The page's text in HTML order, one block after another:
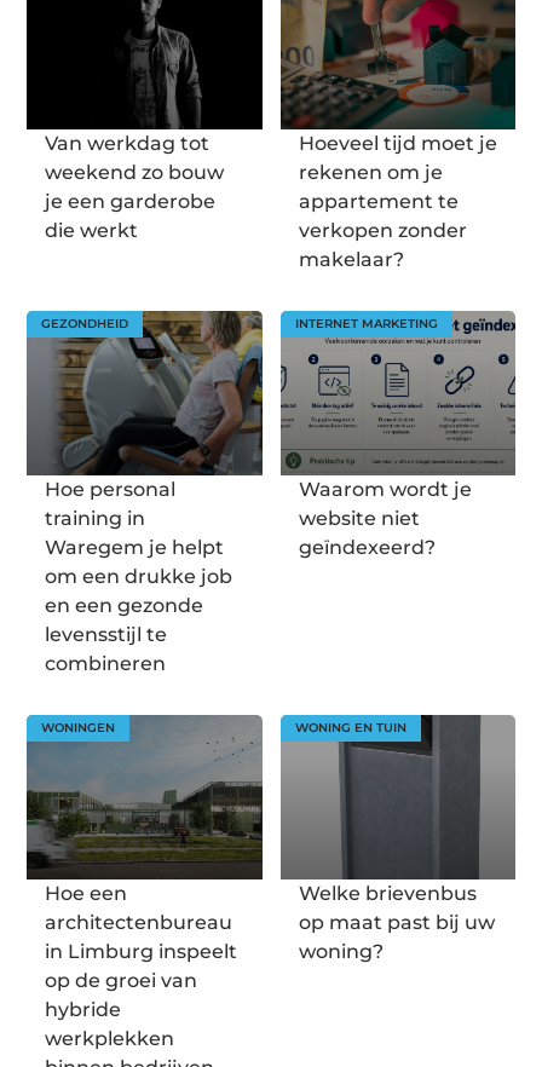
Van werkdag tot
weekend zo bouw
je een garderobe
die werkt
Hoeveel tijd moet je
rekenen om je
appartement te
verkopen zonder
makelaar?
GEZONDHEID
Hoe personal
training in
Waregem je helpt
om een drukke job
en een gezonde
levensstijl te
combineren
INTERNET MARKETING
Waarom wordt je
website niet
geïndexeerd?
WONINGEN
Hoe een
architectenbureau
in Limburg inspeelt
op de groei van
hybride
werkplekken
WONING EN TUIN
Welke brievenbus
op maat past bij uw
woning?